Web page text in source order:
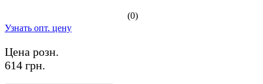
(0)
Узнать опт. цену
Цена розн.
614 грн.